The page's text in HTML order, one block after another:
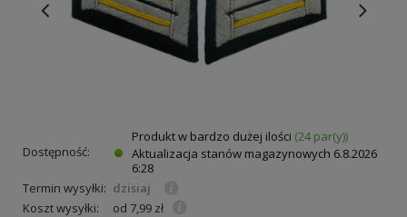
Dostępność:
Produkt w bardzo dużej ilości (24 par(y))
Aktualizacja stanów magazynowych 6.8.2026
6:28
Termin wysyłki: dzisiaj
Koszt wysyłki:
od 7,99 zł